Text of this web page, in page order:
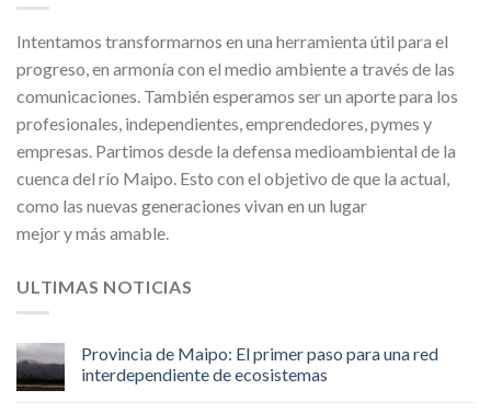
Intentamos transformarnos en una herramienta útil para el
progreso, en armonía con el medio ambiente a través de las
comunicaciones. También esperamos ser un aporte para los
profesionales, independientes, emprendedores, pymes y
empresas. Partimos desde la defensa medioambiental de la
cuenca del río Maipo. Esto con el objetivo de que la actual,
como las nuevas generaciones vivan en un lugar
mejor y más amable.
ULTIMAS NOTICIAS
Provincia de Maipo: El primer paso para una red
interdependiente de ecosistemas